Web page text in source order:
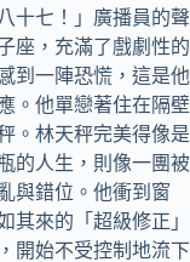
十七！」廣播員的聲
座，充滿了戲劇性的
到一陣恐慌，這是他
。他單戀著住在隔壁
。林天秤完美得像是
的人生，則像一團被
與錯位。他衝到窗
其來的「超級修正」
開始不受控制地流下